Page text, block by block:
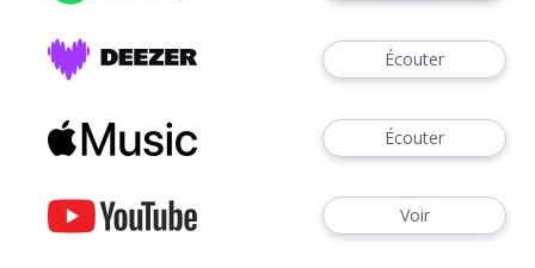
Écouter
Écouter
Voir